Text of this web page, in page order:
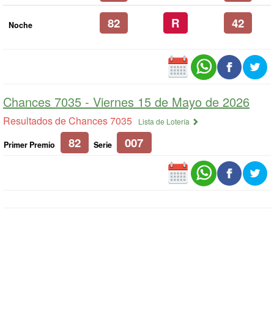
Noche 82 R 42
Chances 7035 - Viernes 15 de Mayo de 2026
Resultados de Chances 7035 Lista de Lotería
Primer Premio 82 Serie 007